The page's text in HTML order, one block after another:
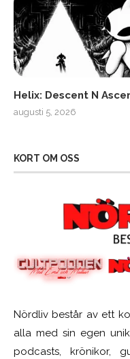
Helix: Descent N
augusti 5, 2026
KORT OM OSS
Nördliv består av ett
alla med sin egen
podcasts, krönikor,